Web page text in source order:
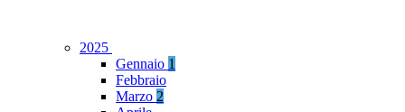
2025
Gennaio 1
Febbraio
Marzo 2